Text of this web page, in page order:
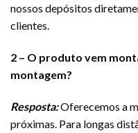
nossos depósitos
clientes.
2 – O produto vem
montagem?
Resposta:Oferecemos a
próximas. Para longas